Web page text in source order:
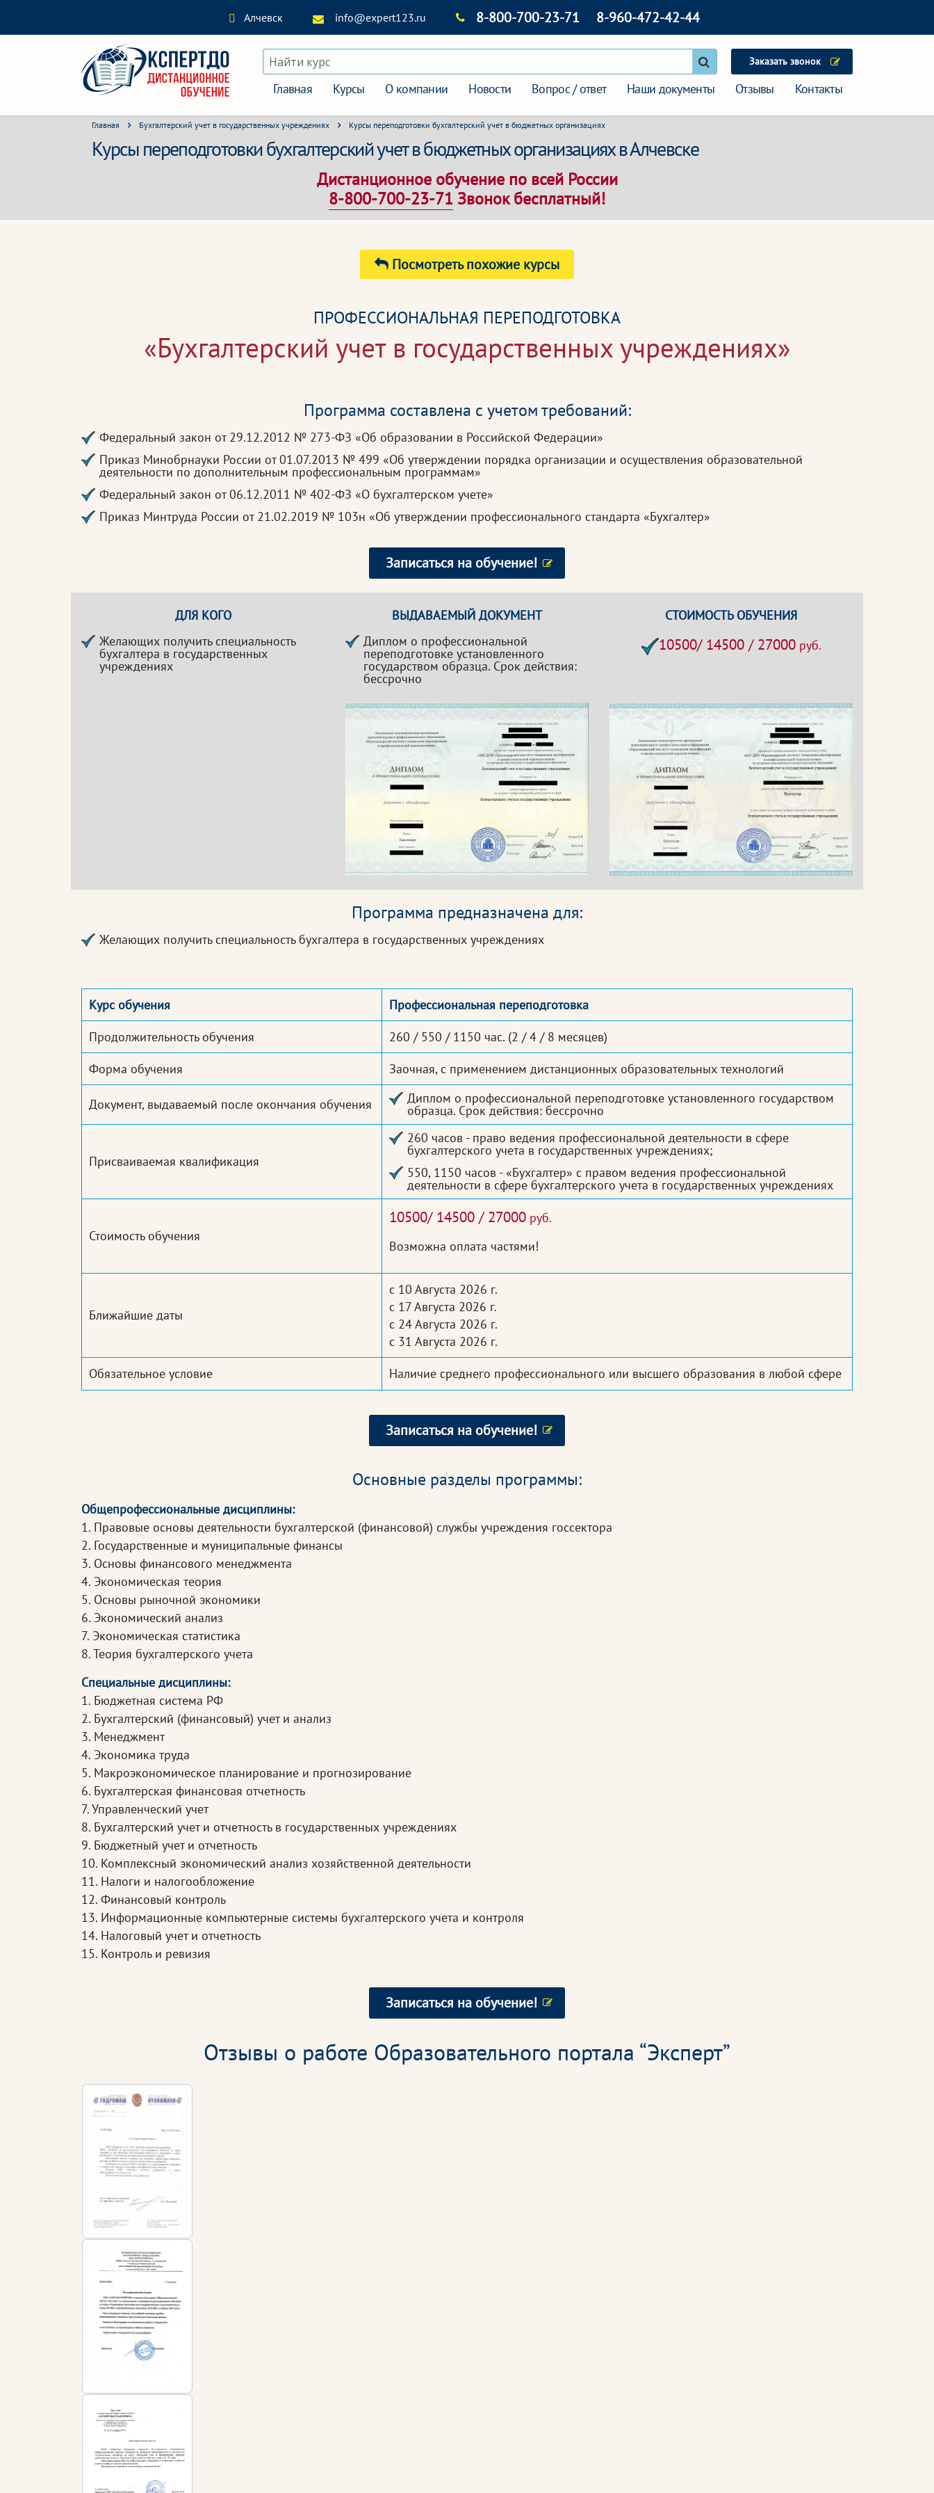
Алчевск info@expert123.ru 8-800-700-23-71 8-960-472-42-44
Найти курс Заказать звонок
Главная Курсы О компании Новости Вопрос / ответ Наши документы Отзывы Контакты
Главная Бухгалтерский учет в государственных учреждениях Курсы переподготовки бухгалтерский учет в бюджетных организациях
Курсы переподготовки бухгалтерский учет в бюджетных организациях в Алчевске
Дистанционное обучение по всей России
8-800-700-23-71 Звонок бесплатный!
Посмотреть похожие курсы
ПРОФЕССИОНАЛЬНАЯ ПЕРЕПОДГОТОВКА
«Бухгалтерский учет в государственных учреждениях»
Программа составлена с учетом требований:
Федеральный закон от 29.12.2012 № 273-ФЗ «Об образовании в Российской Федерации»
Приказ Минобрнауки России от 01.07.2013 № 499 «Об утверждении порядка организации и осуществления образовательной
деятельности по дополнительным профессиональным программам»
Федеральный закон от 06.12.2011 № 402-ФЗ «О бухгалтерском учете»
Приказ Минтруда России от 21.02.2019 № 103н «Об утверждении профессионального стандарта «Бухгалтер»
Записаться на обучение!
ДЛЯ КОГО
Желающих получить специальность
бухгалтера в государственных
учреждениях
ВЫДАВАЕМЫЙ ДОКУМЕНТ
Диплом о профессиональной
переподготовке установленного
государством образца. Срок действия:
бессрочно
СТОИМОСТЬ ОБУЧЕНИЯ
10500/ 14500 / 27000руб.
Программа предназначена для:
Желающих получить специальность бухгалтера в государственных учреждениях
Курс обучения
Профессиональная переподготовка
Продолжительность обучения
260 / 550 / 1150 час. (2 / 4 / 8 месяцев)
Форма обучения
Заочная, с применением дистанционных образовательных технологий
Документ, выдаваемый после окончания обучения Диплом о профессиональной переподготовке установленного государством
образца. Срок действия: бессрочно
Присваиваемая квалификация
260 часов - право ведения профессиональной деятельности в сфере
бухгалтерского учета в государственных учреждениях;
550, 1150 часов - «Бухгалтер» с правом ведения профессиональной
деятельности в сфере бухгалтерского учета в государственных учреждениях
Стоимость обучения
10500/ 14500 / 27000 руб.
Возможна оплата частями!
Ближайшие даты
с 10 Августа 2026 г.
с 17 Августа 2026 г.
с 24 Августа 2026 г.
с 31 Августа 2026 г.
Обязательное условие
Наличие среднего профессионального или высшего образования в любой сфере
Записаться на обучение!
Основные разделы программы:
Общепрофессиональные дисциплины:
1. Правовые основы деятельности бухгалтерской (финансовой) службы учреждения госсектора
2. Государственные и муниципальные финансы
3. Основы финансового менеджмента
4. Экономическая теория
5. Основы рыночной экономики
6. Экономический анализ
7. Экономическая статистика
8. Теория бухгалтерского учета
Специальные дисциплины:
1. Бюджетная система РФ
2. Бухгалтерский (финансовый) учет и анализ
3. Менеджмент
4. Экономика труда
5. Макроэкономическое планирование и прогнозирование
6. Бухгалтерская финансовая отчетность
7. Управленческий учет
8. Бухгалтерский учет и отчетность в государственных учреждениях
9. Бюджетный учет и отчетность
10. Комплексный экономический анализ хозяйственной деятельности
11. Налоги и налогообложение
12. Финансовый контроль
13. Информационные компьютерные системы бухгалтерского учета и контроля
14. Налоговый учет и отчетность
15. Контроль и ревизия
Записаться на обучение!
Отзывы о работе Образовательного портала “Эксперт”